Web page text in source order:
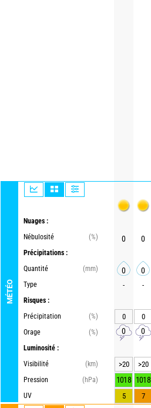
MÉTÉO
Nuages :
Nébulosité
(%)
Précipitations :
Quantité
(mm)
Type
Risques :
Précipitation
(%)
Orage
(%)
Luminosité :
Visibilité
(km)
Pression
(hPa)
UV
0 0
0 0
- -
0 0
0 0
>20 >20
1018 1018
5 7